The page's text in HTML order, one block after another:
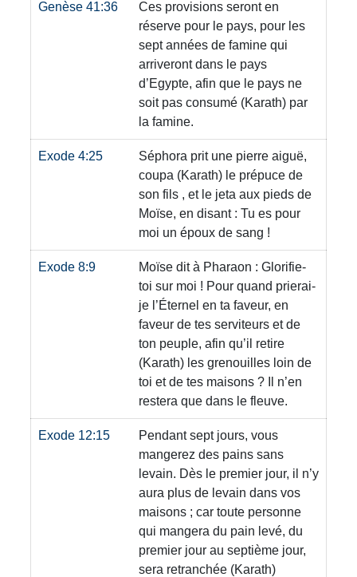
Genèse 41:36
Ces provisions seront en
réserve pour le pays, pour les
sept années de famine qui
arriveront dans le pays
d’Egypte, afin que le pays ne
soit pas consumé (Karath) par
la famine.
Exode 4:25
Séphora prit une pierre aiguë,
coupa (Karath) le prépuce de
son fils , et le jeta aux pieds de
Moïse, en disant : Tu es pour
moi un époux de sang !
Exode 8:9
Moïse dit à Pharaon : Glorifie-
toi sur moi ! Pour quand prierai-
je l’Éternel en ta faveur, en
faveur de tes serviteurs et de
ton peuple, afin qu’il retire
(Karath) les grenouilles loin de
toi et de tes maisons ? Il n’en
restera que dans le fleuve.
Exode 12:15
Pendant sept jours, vous
mangerez des pains sans
levain. Dès le premier jour, il n’y
aura plus de levain dans vos
maisons ; car toute personne
qui mangera du pain levé, du
premier jour au septième jour,
sera retranchée (Karath)